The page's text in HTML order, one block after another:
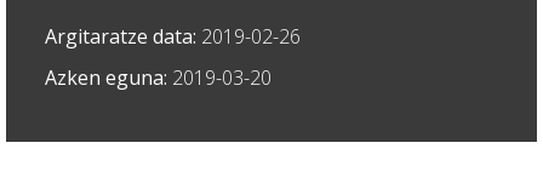
Argitaratze data: 2019-02-26
Azken eguna: 2019-03-20